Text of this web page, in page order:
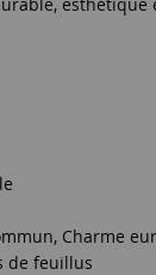
Charme
de feuillus